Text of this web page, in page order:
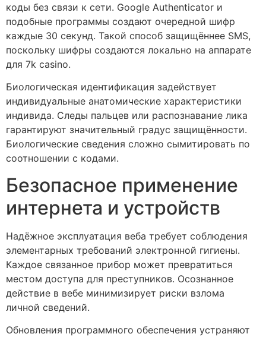
коды без связи к сети. Google Authenticator и
подобные программы создают очередной шифр
каждые 30 секунд. Такой способ защищённее SMS,
поскольку шифры создаются локально на аппарате
для 7k casino.
Биологическая идентификация задействует
индивидуальные анатомические характеристики
индивида. Следы пальцев или распознавание лика
гарантируют значительный градус защищённости.
Биологические сведения сложно сымитировать по
соотношении с кодами.
Безопасное применение
интернета и устройств
Надёжное эксплуатация веба требует соблюдения
элементарных требований электронной гигиены.
Каждое связанное прибор может превратиться
местом доступа для преступников. Осознанное
действие в вебе минимизирует риски взлома
личной сведений.
Обновления программного обеспечения устраняют